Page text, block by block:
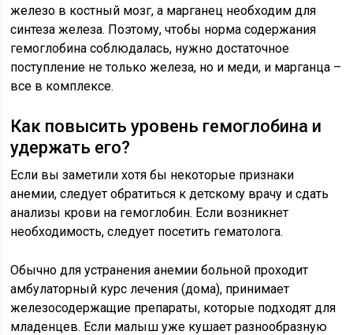
железо в костный мозг, а марганец необходим для
синтеза железа. Поэтому, чтобы норма содержания
гемоглобина соблюдалась, нужно достаточное
поступление не только железа, но и меди, и марганца –
все в комплексе.
Как повысить уровень гемоглобина и
удержать его?
Если вы заметили хотя бы некоторые признаки
анемии, следует обратиться к детскому врачу и сдать
анализы крови на гемоглобин. Если возникнет
необходимость, следует посетить гематолога.
Обычно для устранения анемии больной проходит
амбулаторный курс лечения (дома), принимает
железосодержащие препараты, которые подходят для
младенцев. Если малыш уже кушает разнообразную